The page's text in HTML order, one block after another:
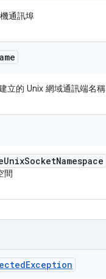
通訊埠
立的 Unix 網域通訊端名稱
UnixSocketNamespace
間
Exception